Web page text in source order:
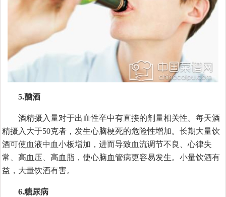
5.酗酒
酒精摄入量对于出血性卒中有直接的剂量相关性。每天酒
精摄入大于50克者，发生心脑梗死的危险性增加。长期大量饮
酒可使血液中血小板增加，进而导致血流调节不良、心律失
常、高血压、高血脂，使心脑血管病更容易发生。小量饮酒有
益，大量饮酒有害。
6.糖尿病